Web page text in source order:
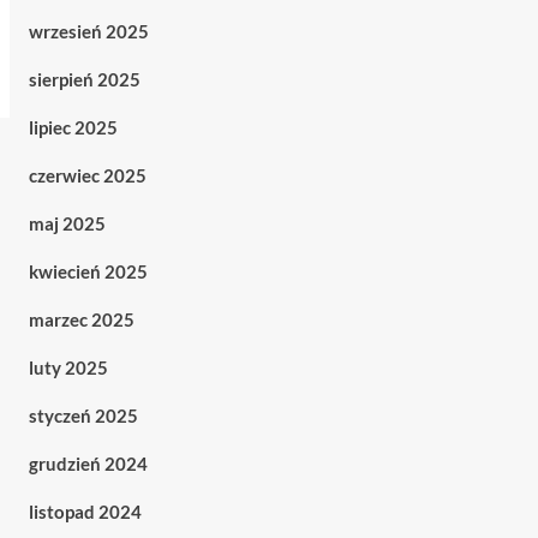
wrzesień 2025
sierpień 2025
lipiec 2025
czerwiec 2025
maj 2025
kwiecień 2025
marzec 2025
luty 2025
styczeń 2025
grudzień 2024
listopad 2024